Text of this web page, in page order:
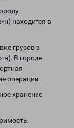
находится в
грузов в
В городе
операции.
хранение